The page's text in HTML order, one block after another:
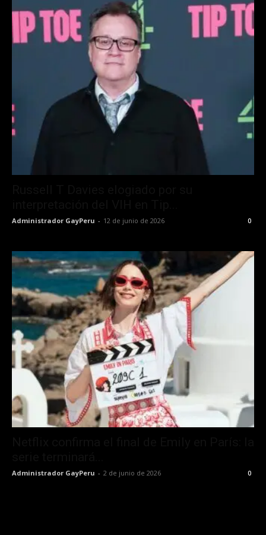
Administrador GayPeru - 12 de junio de 2026 0
Administrador GayPeru - 2 de junio de 2026 0